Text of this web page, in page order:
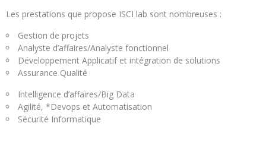
Les prestations que propose ISCI lab sont nombreuses :
Gestion de projets
Analyste d’affaires/Analyste fonctionnel
Développement Applicatif et intégration de solutions
Assurance Qualité
Intelligence d’affaires/Big Data
Agilité, *Devops et Automatisation
Sécurité Informatique